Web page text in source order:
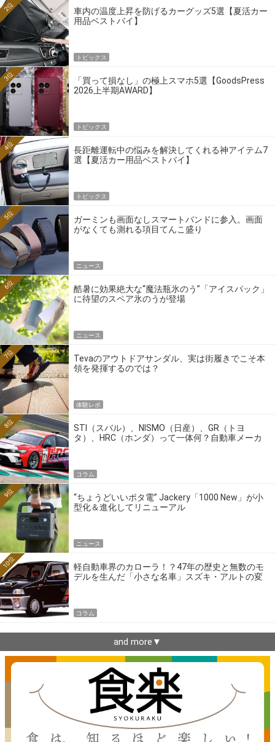
車内の温度上昇を防げるカーグッズ5選【夏活カー
用品ベストバイ】
2位
トピックス
「買って損なし」の極上スマホ5選【GoodsPress
2026上半期AWARD】
3位
トピックス
長距離運転中の悩みを解決してくれる神アイテム7
選【夏活カー用品ベストバイ】
4位
トピックス
ガーミンも画面なしスマートバンドに参入。画面
がなくても測れる項目てんこ盛り
5位
ニュース
酷暑に効果絶大な“魔法瓶氷のう”「アイスパック」
に待望のスペア氷のうが登場
6位
ニュース
Tevaのアウトドアサンダル、実は街履きでこそ本
領を発揮するのでは？
7位
体験レポ
STI（スバル）、NISMO（日産）、GR（トヨ
タ）、HRC（ホンダ）って一体何？自動車メーカ
8位
コラム
“ちょうどいいポタ電” Jackery「1000 New」が小
型化＆進化してリニューアル
9位
ニュース
軽自動車界のカローラ！？47年の歴史と無数のモ
デルを生んだ「小さな名車」スズキ・アルトの変
10位
コラム
and more▼